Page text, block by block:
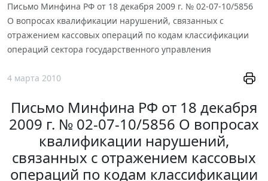
Письмо Минфина РФ от 18 декабря 2009 г. № 02-07-10/5856
О вопросах квалификации нарушений, связанных с
отражением кассовых операций по кодам классификации
операций сектора государственного управления
4 марта 2010
Письмо Минфина РФ от 18 декабря
2009 г. № 02-07-10/5856 О вопросах
квалификации нарушений,
связанных с отражением кассовых
операций по кодам классификации